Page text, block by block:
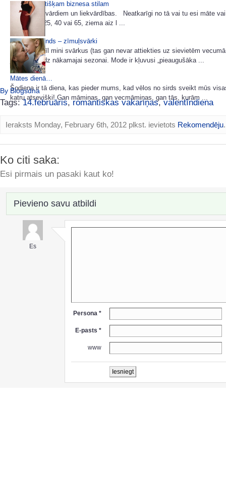
85 idejas lietišķam biznesa stilam
Šoreiz bez vārdiem un liekvārdības. Neatkarīgi no tā vai tu esi māte
tev šobrīd 25, 40 vai 65, ziema aiz l ...
Sezonas trends – zīmuļsvārki
Tām, kas mīl mini svārkus (tas gan nevar attiekties uz sievietēm
jāpagaida līdz nākamajai sezonai. Mode ir kļuvusi „pieaugušāka ...
Mātes dienā…
Šodiena ir tā diena, kas pieder mums, kad vēlos no sirds sveikt mūs
katru atsevišķi! Gan māmiņas, gan vecmāmiņas, gan tās, kurām ...
By Blogsdna
Tags:14.februāris,romantiskas vakariņas,valentīndiena
Ieraksts Monday, February 6th, 2012 plkst. ievietots Rekomendēju.
Ko citi saka:
Esi pirmais un pasaki kaut ko!
Pievieno savu atbildi
Es
Persona *
E-pasts *
www